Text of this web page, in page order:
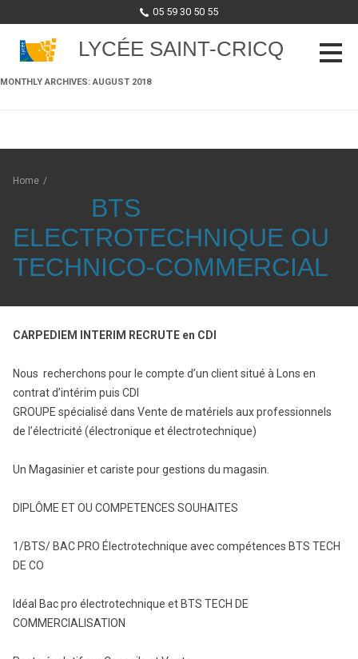
05 59 30 50 55
LYCÉE SAINT-CRICQ
MONTHLY ARCHIVES:AUGUST 2018
Home /
BTS
ELECTROTECHNIQUE OU
TECHNICO-COMMERCIAL
CARPEDIEM INTERIM RECRUTE en CDI
Nous recherchons pour le compte d’un client situé à Lons en
contrat d’intérim puis CDI
GROUPE spécialisé dans Vente de matériels aux professionnels
de l’électricité (électronique et électrotechnique)
Un Magasinier et cariste pour gestions du magasin.
DIPLÔME ET OU COMPETENCES SOUHAITES
1/BTS/ BAC PRO Électrotechnique avec compétences BTS TECH
DE CO
Idéal Bac pro électrotechnique et BTS TECH DE
COMMERCIALISATION